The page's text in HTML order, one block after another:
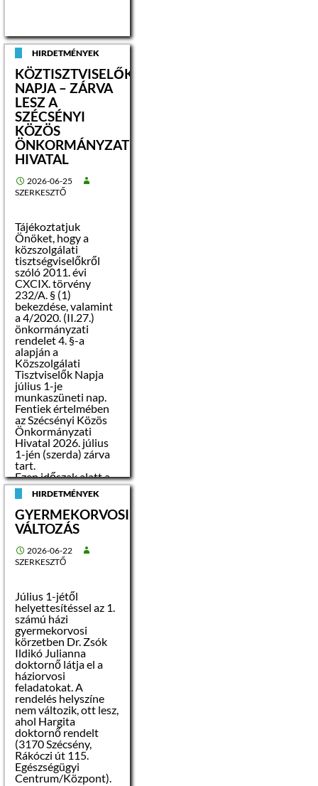
napra közzétételre
kerül az ingatlan
fekvése szerinti
települési
önkormányzat
honlapján és
hirdetőtábláján, az
ingatlanügyi
hatóság honlapján,
továbbá a
kormányzati
portálon.
A hirdetmény
kormányzati
napja: 2026.06.30
A hirdetmény
közzétételének
időtartama: 90 nap
HIRDETMÉNYEK
KÖZTISZTVISELŐK
NAPJA – ZÁRVA
LESZ A
SZÉCSÉNYI
KÖZÖS
ÖNKORMÁNYZATI
HIVATAL
2026-06-25
SZERKESZTŐ
Tájékoztatjuk
Önöket, hogy a
közszolgálati
tisztségviselőkről
szóló 2011. évi
CXCIX. törvény
232/A. § (1)
bekezdése, valamint
a 4/2020. (II.27.)
önkormányzati
rendelet 4. §-a
alapján a
Közszolgálati
Tisztviselők Napja
július 1-je
munkaszüneti nap.
Fentiek értelmében
az Szécsényi Közös
Önkormányzati
Hivatal 2026. július
1-jén (szerda) zárva
tart.
Ezen időszak alatt a
Hivatal –
halaszthatatlan
ügyekben – telefonos
ügyeletet tart, mely
esetben az alábbi
számon lehet
bejelentést tenni: 06-
70/331-2900
ügyfélfogadási nap:
2026. július 02.
(csütörtök)
Tisztelettel:
Dr. Pifka-Boda
Zsuzsanna
jegyző
HIRDETMÉNYEK
GYERMEKORVOSI
VÁLTOZÁS
2026-06-22
SZERKESZTŐ
Július 1-jétől
helyettesítéssel az 1.
számú házi
gyermekorvosi
körzetben Dr. Zsók
Ildikó Julianna
doktornő látja el a
háziorvosi
feladatokat. A
rendelés helyszíne
nem változik, ott lesz,
ahol Hargita
doktornő rendelt
(3170 Szécsény,
Rákóczi út 115.
Egészségügyi
Centrum/Központ).